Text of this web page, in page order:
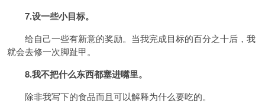
7.设一些小目标。
给自己一些有新意的奖励。当我完成目标的百分之十后，我
就会去修一次脚趾甲。
8.我不把什么东西都塞进嘴里。
除非我写下的食品而且可以解释为什么要吃的。